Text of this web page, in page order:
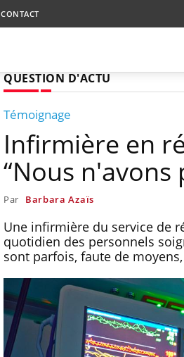
CONTACT
QUESTION D'ACTU
Témoignage
Infirmière en
“Nous n'avons
Par Barbara Azaïs
Une infirmière du service de
quotidien des personnels
sont parfois, faute de